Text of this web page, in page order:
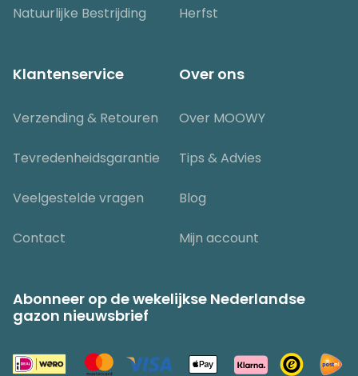
Natuurlijke Bestrijding Herfst
Klantenservice
Verzending & Retouren
Tevredenheidsgarantie
Veelgestelde vragen
Contact
Over ons
Over MOOWY
Tips & Advies
Blog
Mijn account
Abonneer op de wekelijkse Nederlandse
gazon nieuwsbrief